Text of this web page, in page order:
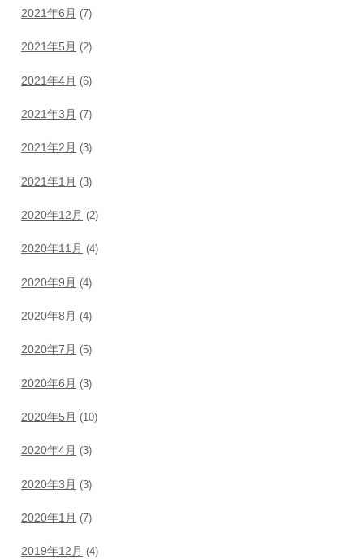
2021年6月 (7)
2021年5月 (2)
2021年4月 (6)
2021年3月 (7)
2021年2月 (3)
2021年1月 (3)
2020年12月 (2)
2020年11月 (4)
2020年9月 (4)
2020年8月 (4)
2020年7月 (5)
2020年6月 (3)
2020年5月 (10)
2020年4月 (3)
2020年3月 (3)
2020年1月 (7)
2019年12月 (4)